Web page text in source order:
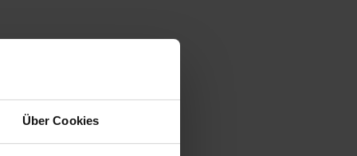
Über Cookies